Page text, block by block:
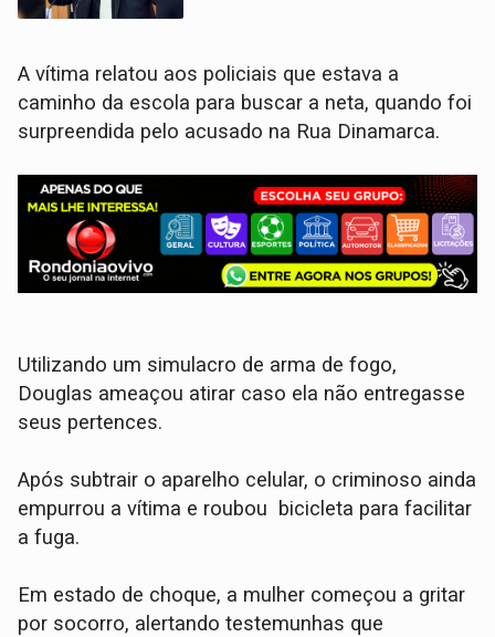
​A vítima relatou aos policiais que estava a
caminho da escola para buscar a neta, quando foi
surpreendida pelo acusado na Rua Dinamarca.
Utilizando um simulacro de arma de fogo,
Douglas ameaçou atirar caso ela não entregasse
seus pertences.
​Após subtrair o aparelho celular, o criminoso ainda
empurrou a vítima e roubou bicicleta para facilitar
a fuga.
Em estado de choque, a mulher começou a gritar
por socorro, alertando testemunhas que